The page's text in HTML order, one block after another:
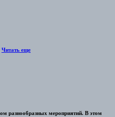
Читать еще
разнообразных мероприятий. В этом